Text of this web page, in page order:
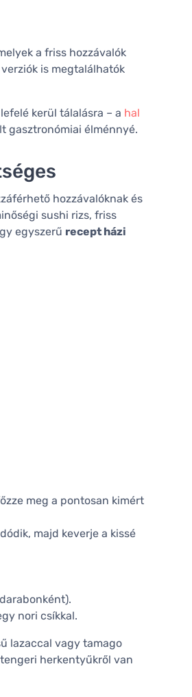
a friss hozzávalók
is megtalálhatók
kerül tálalásra – a hal
gasztronómiai élménnyé.
hozzávalóknak és
sushi rizs, friss
egyszerű recept házi
meg a pontosan kimért
majd keverje a kissé
nori csíkkal.
lazaccal vagy tamago
herkentyűkről van